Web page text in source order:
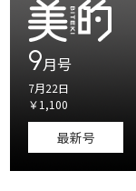
9月号
7月22日
￥1,100
最新号